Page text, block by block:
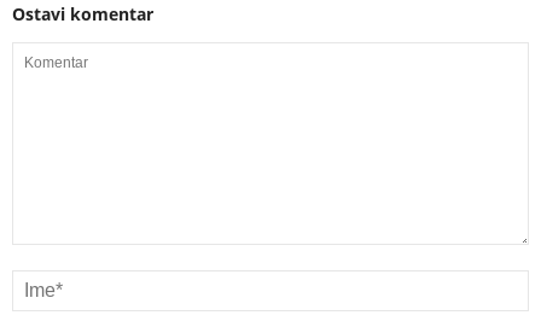
Ostavi komentar